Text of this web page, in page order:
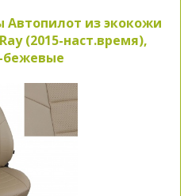
из экокожи
(2015-наст.время),
бежевые